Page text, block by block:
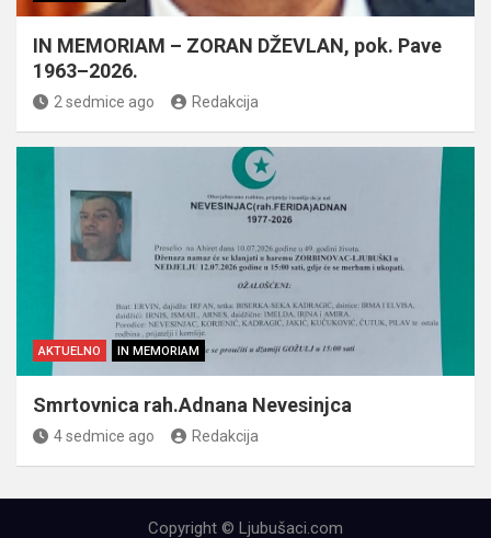
IN MEMORIAM – ZORAN DŽEVLAN, pok. Pave
1963–2026.
2 sedmice ago Redakcija
AKTUELNO IN MEMORIAM
Smrtovnica rah.Adnana Nevesinjca
4 sedmice ago Redakcija
Copyright © Ljubušaci.com